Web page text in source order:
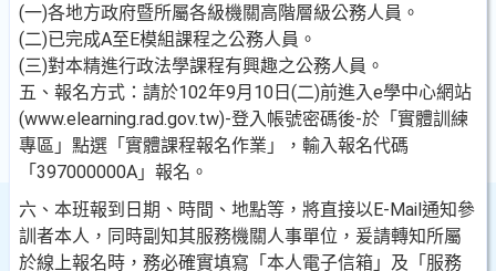
(一)各地方政府暨所屬各級機關高階層級公務人員。
(二)已完成A至E模組課程之公務人員。
(三)對本精進行政法學課程有興趣之公務人員。
五、報名方式：請於102年9月10日(二)前進入e學中心網站
(www.elearning.rad.gov.tw)-登入帳號密碼後-於「實體訓練
專區」點選「實體課程報名作業」，輸入報名代碼
「397000000A」報名。
六、本班報到日期、時間、地點等，將直接以E-Mail通知參
訓者本人，同時副知其服務機關人事單位，爰請轉知所屬
於線上報名時，務必確實填寫「本人電子信箱」及「服務